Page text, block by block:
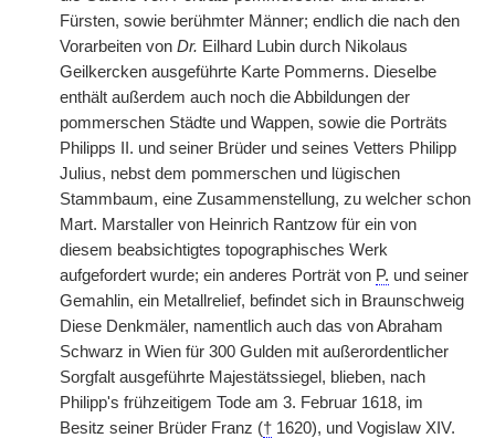
Fürsten, sowie berühmter Männer; endlich die nach den
Vorarbeiten von Dr. Eilhard Lubin durch Nikolaus
Geilkercken ausgeführte Karte Pommerns. Dieselbe
enthält außerdem auch noch die Abbildungen der
pommerschen Städte und Wappen, sowie die Porträts
Philipps II. und seiner Brüder und seines Vetters Philipp
Julius, nebst dem pommerschen und lügischen
Stammbaum, eine Zusammenstellung, zu welcher schon
Mart. Marstaller von Heinrich Rantzow für ein von
diesem beabsichtigtes topographisches Werk
aufgefordert wurde; ein anderes Porträt von P. und seiner
Gemahlin, ein Metallrelief, befindet sich in Braunschweig
Diese Denkmäler, namentlich auch das von Abraham
Schwarz in Wien für 300 Gulden mit außerordentlicher
Sorgfalt ausgeführte Majestätssiegel, blieben, nach
Philipp's frühzeitigem Tode am 3. Februar 1618, im
Besitz seiner Brüder Franz († 1620), und Vogislaw XIV.